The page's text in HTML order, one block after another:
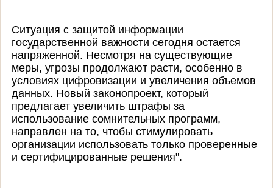
Ситуация с защитой информации
государственной важности сегодня остается
напряженной. Несмотря на существующие
меры, угрозы продолжают расти, особенно в
условиях цифровизации и увеличения объемов
данных. Новый законопроект, который
предлагает увеличить штрафы за
использование сомнительных программ,
направлен на то, чтобы стимулировать
организации использовать только проверенные
и сертифицированные решения".